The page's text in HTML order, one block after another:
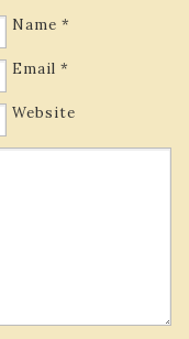
Name *
Email *
Website